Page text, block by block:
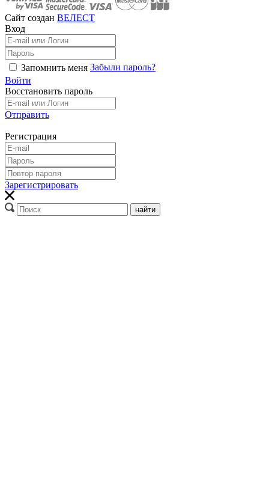
Сайт создан ВЕЛЕСТ
Вход
Запомнить меня Забыли пароль?
Войти
Восстановить пароль
Отправить
Регистрация
Зарегистрировать
найти